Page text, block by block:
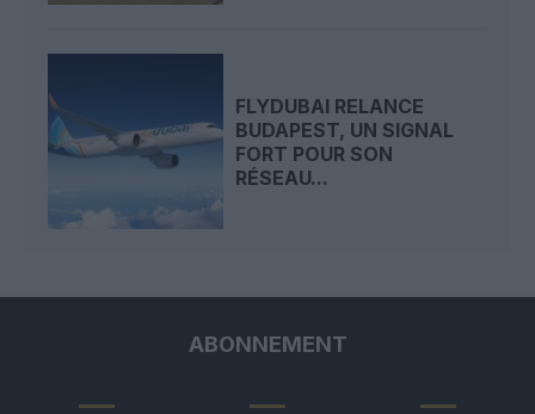
FLYDUBAI RELANCE
BUDAPEST, UN SIGNAL
FORT POUR SON
RÉSEAU...
ABONNEMENT